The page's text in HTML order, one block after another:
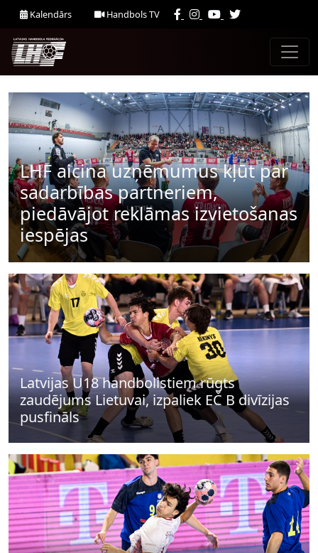
Kalendārs Handbols TV
LHF aicina uzņēmumus kļūt par
sadarbības partneriem,
piedāvājot reklāmas izvietošanas
iespējas
Latvijas U18 handbolistiem rūgts
zaudējums Lietuvai, izpaliek EČ B divīzijas
pusfināls